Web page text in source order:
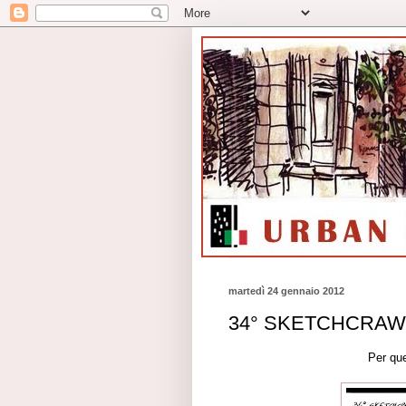
martedì 24 gennaio 2012
34°
Per